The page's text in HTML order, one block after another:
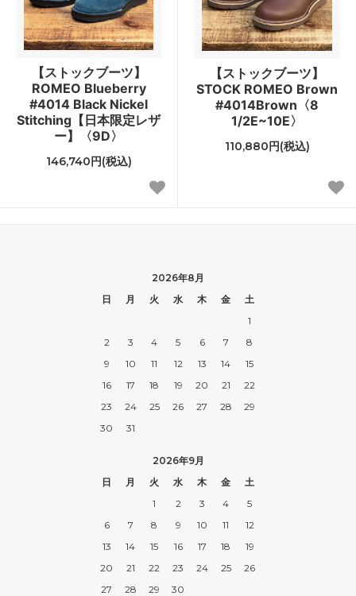
【ストックブーツ】
ROMEO Blueberry
#4014 Black Nickel
Stitching【日本限定レザ
ー】〈9D〉
146,740円(税込)
【ストックブーツ】
STOCK ROMEO Brown
#4014Brown〈8
1/2E~10E〉
110,880円(税込)
2026年8月
日
月 火 水 木 金
土
1
2
3 4 5 6 7
8
9
10 11 12 13 14
15
16
17 18 19 20 21
22
23
24 25 26 27 28
29
30
31
2026年9月
日
月 火 水 木 金
土
1
2 3 4
5
6
7 8 9 10 11
12
13
14 15 16 17 18
19
20
21 22 23 24 25
26
27
28 29 30